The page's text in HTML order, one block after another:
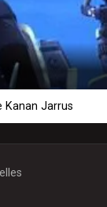
Kanan Jarrus